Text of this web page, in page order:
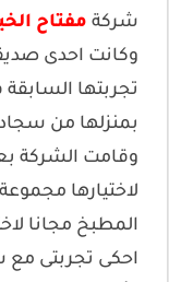
شركة مفتاح
وكانت احدى
تجربتها
بمنزلها من
لاختيارها
المطبخ مجانا
احكى تجربتى مع